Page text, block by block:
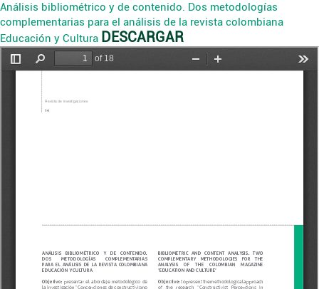
Análisis bibliométrico y de contenido. Dos metodologías
complementarias para el análisis de la revista colombiana
Educación y Cultura DESCARGAR